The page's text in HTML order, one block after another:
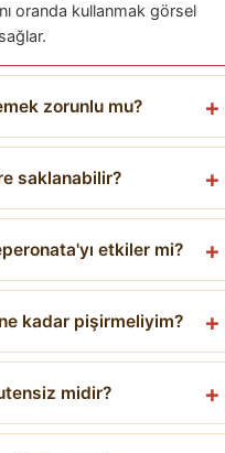
oranda kullanmak görsel
zorunlu mu?
saklanabilir?
etkiler mi?
kadar pişirmeliyim?
midir?